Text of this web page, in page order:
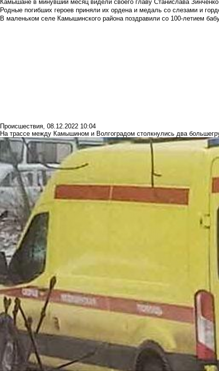
Камышане в минувший месяц видели своего главу Станислава Зинченко
Родные погибших героев приняли их ордена и медаль со слезами и
В маленьком селе Камышинского района поздравили со 100-летием
Происшествия, 08.12.2022 10:04
На трассе между Камышином и Волгоградом столкнулись два